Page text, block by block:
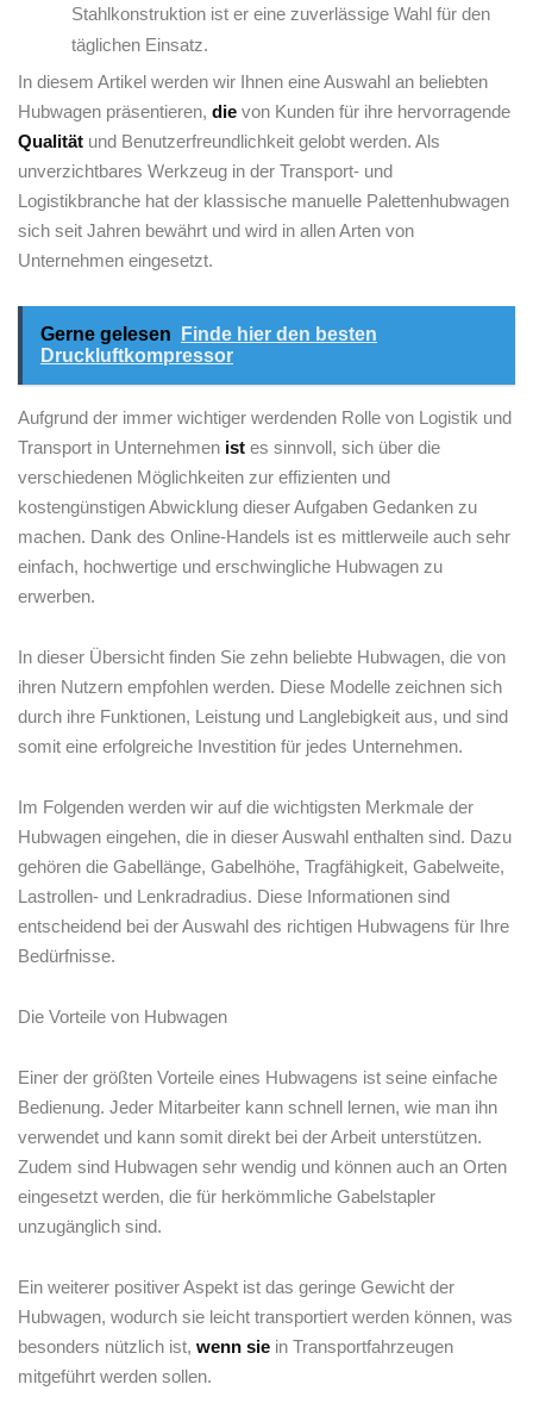
Stahlkonstruktion ist er eine zuverlässige Wahl für den
täglichen Einsatz.
In diesem Artikel werden wir Ihnen eine Auswahl an beliebten
Hubwagen präsentieren, die von Kunden für ihre hervorragende
Qualität und Benutzerfreundlichkeit gelobt werden. Als
unverzichtbares Werkzeug in der Transport- und
Logistikbranche hat der klassische manuelle Palettenhubwagen
‌sich seit Jahren bewährt und wird in allen Arten von
Unternehmen eingesetzt.
Gerne gelesen
Finde hier den besten
Druckluftkompressor
Aufgrund der immer wichtiger werdenden Rolle von⁢ Logistik und
Transport in Unternehmen ist es sinnvoll, sich über die
‍verschiedenen Möglichkeiten zur effizienten und
kostengünstigen Abwicklung​ dieser Aufgaben Gedanken zu
machen. Dank des Online-Handels ist es mittlerweile auch sehr
einfach, hochwertige und‍ erschwingliche Hubwagen zu
erwerben.
In dieser ⁤Übersicht finden Sie zehn‌ beliebte Hubwagen, die ​von
ihren Nutzern empfohlen werden.‍ Diese Modelle zeichnen sich
durch ihre Funktionen, ​Leistung und Langlebigkeit aus, und sind
somit eine ⁤erfolgreiche⁢ Investition für jedes Unternehmen.
Im Folgenden werden wir‍ auf die wichtigsten Merkmale der
Hubwagen eingehen, ​die in dieser Auswahl enthalten sind. Dazu
⁤gehören die ⁤Gabellänge, Gabelhöhe, Tragfähigkeit, Gabelweite,
Lastrollen- und Lenkradradius. Diese Informationen sind
entscheidend bei der Auswahl ⁣des richtigen Hubwagens für Ihre
Bedürfnisse.
Die Vorteile ‍von Hubwagen
Einer der größten Vorteile eines Hubwagens‌ ist seine einfache
Bedienung. Jeder Mitarbeiter kann schnell lernen, wie man ihn
verwendet und kann somit direkt bei ⁢der​ Arbeit unterstützen.
Zudem sind Hubwagen sehr wendig und ⁢können ⁢auch an Orten
eingesetzt werden, ​die für herkömmliche Gabelstapler⁣
unzugänglich sind.
Ein weiterer positiver Aspekt⁤ ist das geringe Gewicht der
Hubwagen, wodurch sie leicht transportiert werden können, was
besonders nützlich ist, wenn sie in Transportfahrzeugen
mitgeführt werden sollen.